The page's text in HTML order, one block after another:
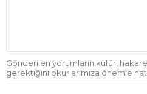
Gönderilen yorumların küfür,
gerektiğini okurlarımıza önemle